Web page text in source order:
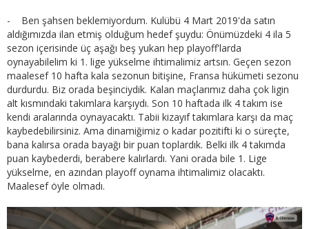
- Ben şahsen beklemiyordum. Kulübü 4 Mart 2019'da satın
aldığımızda ilan etmiş olduğum hedef şuydu: Önümüzdeki 4 ila 5
sezon içerisinde üç aşağı beş yukarı hep playoff'larda
oynayabilelim ki 1. lige yükselme ihtimalimiz artsın. Geçen sezon
maalesef 10 hafta kala sezonun bitişine, Fransa hükümeti sezonu
durdurdu. Biz orada beşinciydik. Kalan maçlarımız daha çok ligin
alt kısmındaki takımlara karşıydı. Son 10 haftada ilk 4 takım ise
kendi aralarında oynayacaktı. Tabii kizayıf takımlara karşı da maç
kaybedebilirsiniz. Ama dinamiğimiz o kadar pozitifti ki o süreçte,
bana kalırsa orada bayağı bir puan toplardık. Belki ilk 4 takımda
puan kaybederdi, berabere kalırlardı. Yani orada bile 1. Lige
yükselme, en azından playoff oynama ihtimalimiz olacaktı.
Maalesef öyle olmadı.